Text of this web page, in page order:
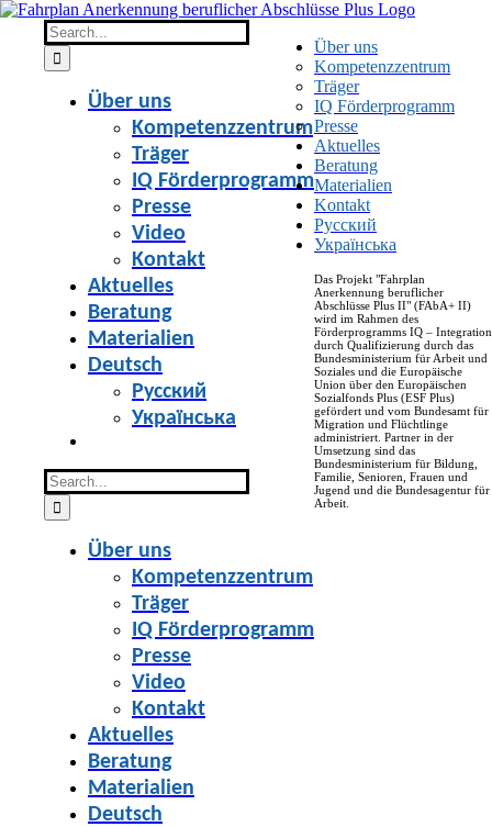
Skip
content
Search
for:
Über uns
Kompetenzzentrum
Träger
IQ Förderprogramm
Presse
Video
Kontakt
Aktuelles
Beratung
Materialien
Deutsch
Русский
Українська
Search
for:
Über uns
Kompetenzzentrum
Träger
IQ Förderprogramm
Presse
Video
Kontakt
Aktuelles
Beratung
Materialien
Deutsch
Über uns
Kompetenzzentrum
Träger
IQ Förderprogramm
Presse
Aktuelles
Beratung
Materialien
Kontakt
Русский
Українська
Das Projekt "Fahrplan
Anerkennung beruflicher
Abschlüsse Plus II" (FAbA+ II)
wird im Rahmen des
Förderprogramms IQ – Integration
durch Qualifizierung durch das
Bundesministerium für Arbeit und
Soziales und die Europäische
Union über den Europäischen
Sozialfonds Plus (ESF Plus)
gefördert und vom Bundesamt für
Migration und Flüchtlinge
administriert. Partner in der
Umsetzung sind das
Bundesministerium für Bildung,
Familie, Senioren, Frauen und
Jugend und die Bundesagentur für
Arbeit.